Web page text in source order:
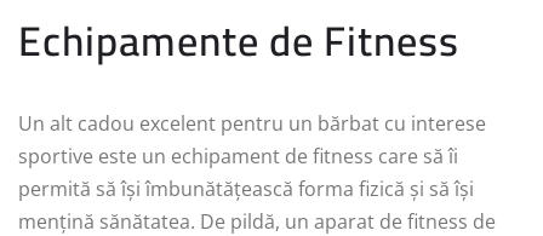
Echipamente de Fitness
Un alt cadou excelent pentru un bărbat cu interese
sportive este un echipament de fitness care să îi
permită să își îmbunătățească forma fizică și să își
mențină sănătatea. De pildă, un aparat de fitness de